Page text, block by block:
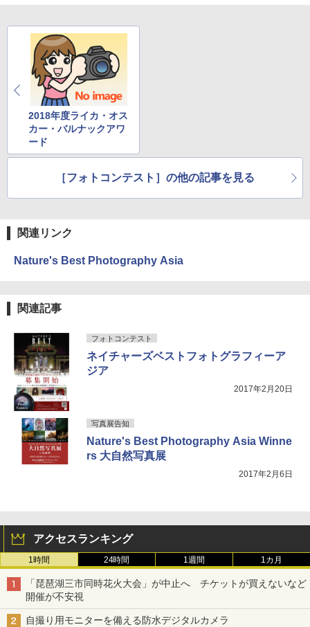
2018年度ライカ・オス
カー・バルナックアワ
ード
［フォトコンテスト］の他の記事を見る
関連リンク
Nature's Best Photography Asia
関連記事
フォトコンテスト
ネイチャーズベストフォトグラフィーア
ジア
2017年2月20日
写真展告知
Nature's Best Photography Asia Winne
rs 大自然写真展
2017年2月6日
アクセスランキング
1時間 24時間 1週間 1カ月
「琵琶湖三市同時花火大会」が中止へ チケットが買えないなど
開催が不安視
自撮り用モニターを備える防水デジタルカメラ